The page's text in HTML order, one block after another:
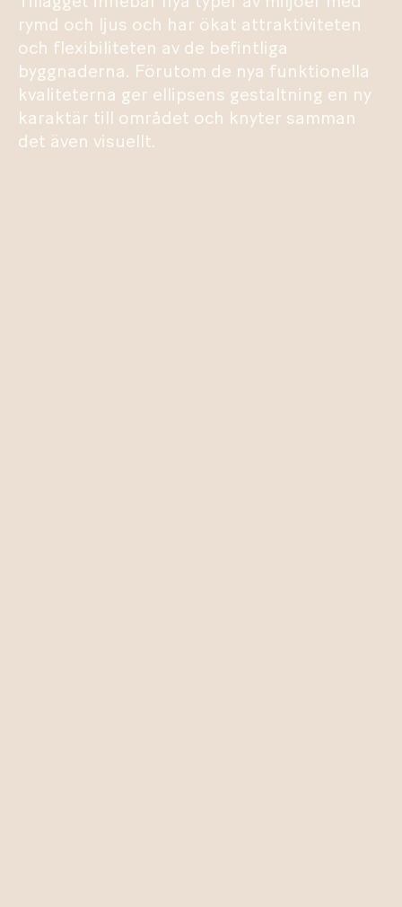
rymd och ljus och har ökat attraktiviteten
och flexibiliteten av de befintliga
byggnaderna. Förutom de nya funktionella
kvaliteterna ger ellipsens gestaltning en ny
karaktär till området och knyter samman
det även visuellt.